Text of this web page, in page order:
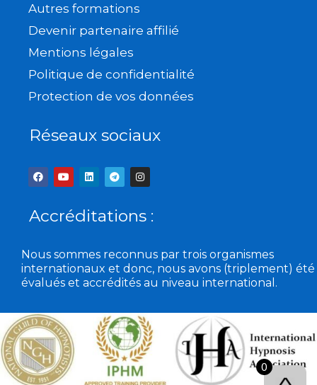
Autres formations
Devenir partenaire affilié
Mentions légales
Politique de confidentialité
Protection de vos données
Réseaux sociaux
F
a
c
b
o
Y
o
u
u
b
L
i
e
d
T
e
l
g
r
I
n
s
a
g
m
Accréditations :
Nous sommes reconnus par trois organismes
internationaux et donc, nous avons (triplement) été
évalués et accrédités au niveau international.
0